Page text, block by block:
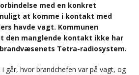
med en konkret
at komme i kontakt med
havde vagt. Kommunen
den manglende kontakt ikke har
Tetra-radiosystem.
i går, hvor brandchefen var på vagt, og